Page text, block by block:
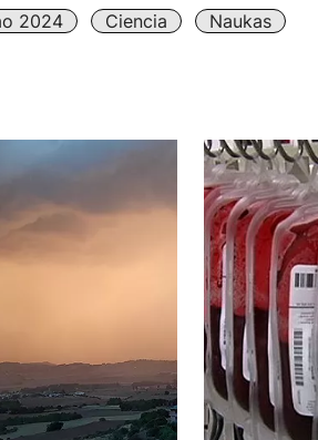
2024 Ciencia Naukas